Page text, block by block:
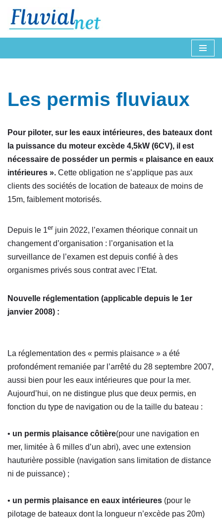
Aller
Les permis fluviaux
Pour piloter, sur les eaux intérieures, des bateaux dont
la puissance du moteur excède 4,5kW (6CV), il est
nécessaire de posséder un permis « plaisance en eaux
intérieures ». Cette obligation ne s’applique pas aux
clients des sociétés de location de bateaux de moins de
15m, faiblement motorisés.
Depuis le 1er juin 2022, l’examen théorique connait un
changement d’organisation : l’organisation et la
surveillance de l’examen est depuis confié à des
organismes privés sous contrat avec l’Etat.
Nouvelle réglementation (applicable depuis le 1er
janvier 2008) :
La réglementation des « permis plaisance » a été
profondément remaniée par l’arrêté du 28 septembre 2007,
aussi bien pour les eaux intérieures que pour la mer.
Aujourd’hui, on ne distingue plus que deux permis, en
fonction du type de navigation ou de la taille du bateau :
• un permis plaisance côtière(pour une navigation en
mer, limitée à 6 milles d’un abri), avec une extension
hauturière possible (navigation sans limitation de distance
ni de puissance) ;
• un permis plaisance en eaux intérieures (pour le
pilotage de bateaux dont la longueur n’excède pas 20m)